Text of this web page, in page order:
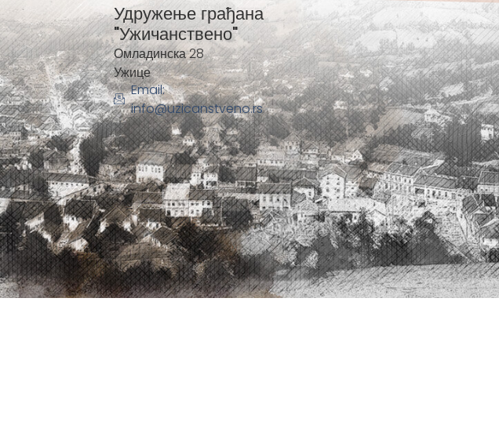
Удружење грађана
"Ужичанствено"
Омладинска 28
Ужице
Email:
info@uzicanstveno.rs